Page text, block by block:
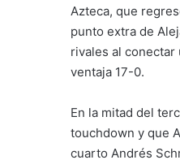
Azteca, que
punto extra de
rivales al conectar
ventaja 17-0.
En la mitad del
touchdown y que
cuarto Andrés